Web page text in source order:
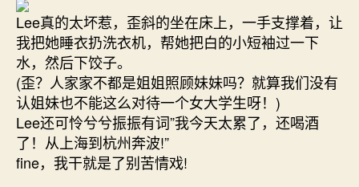
Lee真的太坏惹，歪斜的坐在床上，一手支撑着，让
我把她睡衣扔洗衣机，帮她把白的小短袖过一下
水，然后下饺子。
(歪？人家家不都是姐姐照顾妹妹吗？就算我们没有
认姐妹也不能这么对待一个女大学生呀！)
Lee还可怜兮兮振振有词”我今天太累了，还喝酒
了！从上海到杭州奔波!”
fine，我干就是了别苦情戏!